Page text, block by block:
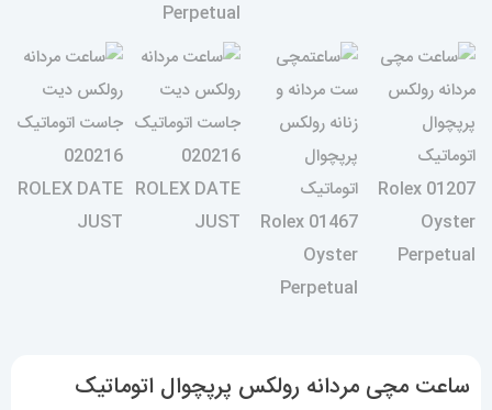
ساعت مچی مردانه رولکس پرپچوال اتوماتیک